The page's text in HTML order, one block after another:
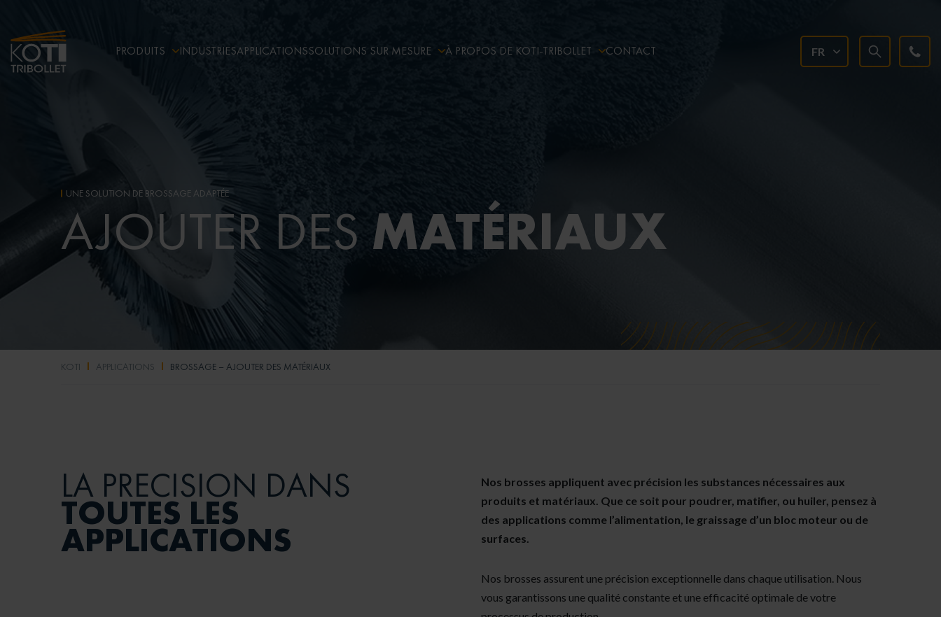
PRODUITS INDUSTRIESAPPLICATIONSSOLUTIONS SUR MESURE À PROPOS DE KOTI-TRIBOLLET CONTACT FR
UNE SOLUTION DE BROSSAGE ADAPTÉE
AJOUTER DES MATÉRIAUX
KOTI APPLICATIONS BROSSAGE – AJOUTER DES MATÉRIAUX
LA PRÉCISION DANS
TOUTES LES
APPLICATIONS
Nos brosses appliquent avec précision les substances nécessaires aux
produits et matériaux. Que ce soit pour poudrer, matifier, ou huiler, pensez à
des applications comme l’alimentation, le graissage d’un bloc moteur ou de
surfaces.
Nos brosses assurent une précision exceptionnelle dans chaque utilisation. Nous
vous garantissons une qualité constante et une efficacité optimale de votre